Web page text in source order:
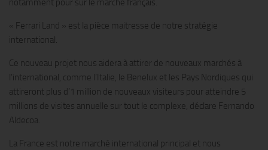
notamment pour sur le marché français.
« Ferrari Land » est la pièce maitresse de notre stratégie
international.
Ce nouveau projet nous aidera à attirer de nouveaux marchés à
l’international, comme l’Italie, le Benelux et les Pays Nordiques qui
attireront plus d’1 million de nouveaux visiteurs pour atteindre 5
millions de visites annuelle sur tout le complexe, déclare Fernando
Aldecoa.
La France est notre marché international principal et nous